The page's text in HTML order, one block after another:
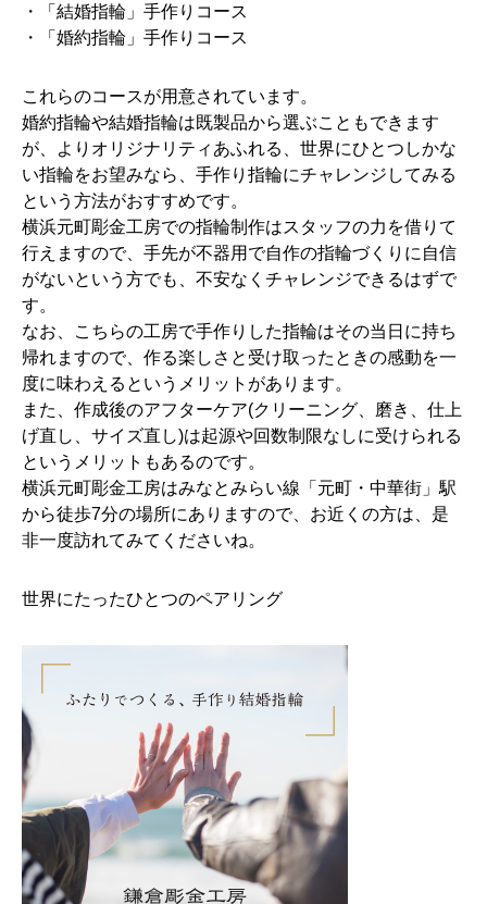
・「結婚指輪」手作りコース
・「婚約指輪」手作りコース
これらのコースが用意されています。
婚約指輪や結婚指輪は既製品から選ぶこともできます
が、よりオリジナリティあふれる、世界にひとつしかな
い指輪をお望みなら、手作り指輪にチャレンジしてみる
という方法がおすすめです。
横浜元町彫金工房での指輪制作はスタッフの力を借りて
行えますので、手先が不器用で自作の指輪づくりに自信
がないという方でも、不安なくチャレンジできるはずで
す。
なお、こちらの工房で手作りした指輪はその当日に持ち
帰れますので、作る楽しさと受け取ったときの感動を一
度に味わえるというメリットがあります。
また、作成後のアフターケア(クリーニング、磨き、仕上
げ直し、サイズ直し)は起源や回数制限なしに受けられる
というメリットもあるのです。
横浜元町彫金工房はみなとみらい線「元町・中華街」駅
から徒歩7分の場所にありますので、お近くの方は、是
非一度訪れてみてくださいね。
世界にたったひとつのペアリング